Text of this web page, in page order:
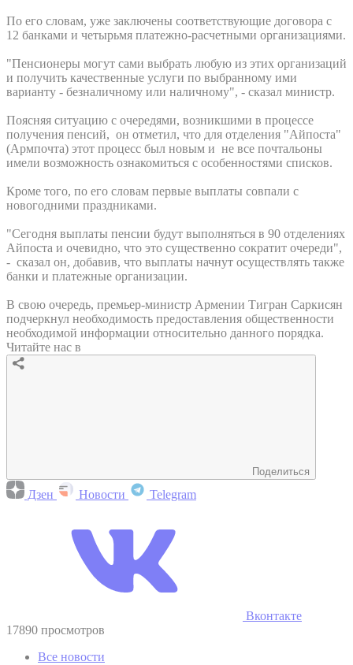
По его словам, уже заключены соответствующие договора с
12 банками и четырьмя платежно-расчетными организациями.
"Пенсионеры могут сами выбрать любую из этих организаций
и получить качественные услуги по выбранному ими
варианту - безналичному или наличному", - сказал министр.
Поясняя ситуацию с очередями, возникшими в процессе
получения пенсий, он отметил, что для отделения "Айпоста"
(Армпочта) этот процесс был новым и не все почтальоны
имели возможность ознакомиться с особенностями списков.
Кроме того, по его словам первые выплаты совпали с
новогодними праздниками.
"Сегодня выплаты пенсии будут выполняться в 90 отделениях
Айпоста и очевидно, что это существенно сократит очереди",
- сказал он, добавив, что выплаты начнут осуществлять также
банки и платежные организации.
В свою очередь, премьер-министр Армении Тигран Саркисян
подчеркнул необходимость предоставления общественности
необходимой информации относительно данного порядка.
Читайте нас в
Поделиться
Дзен Новости Telegram
Вконтакте
17890 просмотров
Все новости